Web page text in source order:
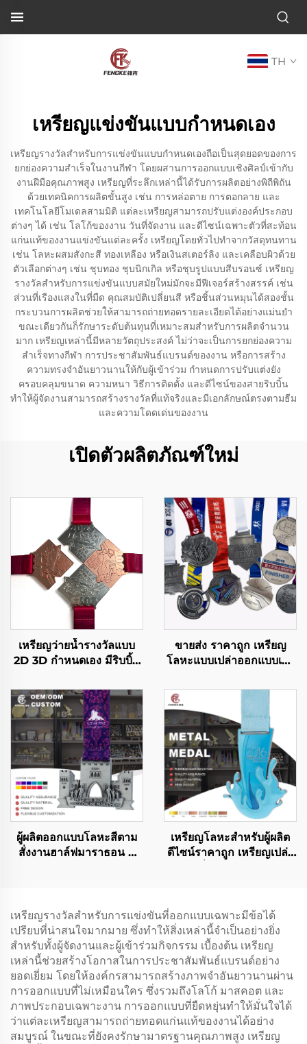
TH
เหรียญแข่งขันแบบกำหนดเอง
เหรียญรางวัลสำหรับการแข่งขันแบบกำหนดเองถือเป็นสุดยอดของการ
ยกย่องความสำเร็จในงานกีฬา โดยผสานการออกแบบเชิงศิลป์เข้ากับ
งานฝีมือคุณภาพสูง เหรียญที่ระลึกเหล่านี้ได้รับการผลิตอย่างพิถีพิถัน
ด้วยเทคนิคการผลิตขั้นสูง เช่น การหล่อตาย การตอกลาย และ
เทคโนโลยีโมเดลสามมิติ แต่ละเหรียญสามารถปรับแต่งองค์ประกอบ
ต่างๆ ได้ เช่น โลโก้ของงาน วันที่จัดงาน และดีไซน์เฉพาะตัวที่สะท้อน
แก่นแท้ของงานแข่งขันแต่ละครั้ง เหรียญโดยทั่วไปทำจากวัสดุทนทาน
เช่น โลหะผสมสังกะสี ทองเหลือง หรือเงินสเตอร์ลิง และเคลือบผิวด้วย
ตัวเลือกต่างๆ เช่น ชุบทอง ชุบนิกเกิล หรือชุบรูปแบบสีบรอนซ์ เหรียญ
รางวัลสำหรับการแข่งขันแบบสมัยใหม่มักจะมีฟีเจอร์สร้างสรรค์ เช่น
ส่วนที่เรืองแสงในที่มืด คุณสมบัติเปลี่ยนสี หรือชิ้นส่วนหมุนได้สองชั้น
กระบวนการผลิตช่วยให้สามารถถ่ายทอดรายละเอียดได้อย่างแม่นยำ
ขณะเดียวกันก็รักษาระดับต้นทุนที่เหมาะสมสำหรับการผลิตจำนวน
มาก เหรียญเหล่านี้มีหลายวัตถุประสงค์ ไม่ว่าจะเป็นการยกย่องความ
สำเร็จทางกีฬา การประชาสัมพันธ์แบรนด์ของงาน หรือการสร้าง
ความทรงจำอันยาวนานให้กับผู้เข้าร่วม กําหนดการปรับแต่งยัง
ครอบคลุมขนาด ความหนา วิธีการติดตั้ง และดีไซน์ของสายริบบิ้น
ทำให้ผู้จัดงานสามารถสร้างรางวัลที่แท้จริงและมีเอกลักษณ์ตรงตามธีม
และความโดดเด่นของงาน
เปิดตัวผลิตภัณฑ์ใหม่
เหรียญว่ายน้ำรางวัลแบบ
2D 3D กำหนดเอง มีริบบิ้น
แบบปริศนา
ขายส่ง ราคาถูก เหรียญ
โลหะแบบเปล่าออกแบบเอง
ทอง สำหรับรางวัลการวิ่ง
มาราธอน เหรียญโลหะกีฬา
แบบกำหนดเอง
ผู้ผลิตออกแบบโลหะสีตาม
สั่งงานฮาล์ฟมาราธอน 5
เหรียญโลหะสำหรับผู้ผลิต
ดีไซน์ราคาถูก เหรียญเปล่า
เหรียญรางวัลสำหรับการแข่งขันที่ออกแบบเฉพาะมีข้อได้
เปรียบที่น่าสนใจมากมาย ซึ่งทำให้สิ่งเหล่านี้จำเป็นอย่างยิ่ง
สำหรับทั้งผู้จัดงานและผู้เข้าร่วมกิจกรรม เบื้องต้น เหรียญ
เหล่านี้ช่วยสร้างโอกาสในการประชาสัมพันธ์แบรนด์อย่าง
ยอดเยี่ยม โดยให้องค์กรสามารถสร้างภาพจำอันยาวนานผ่าน
การออกแบบที่ไม่เหมือนใคร ซึ่งรวมถึงโลโก้ มาสคอต และ
ภาพประกอบเฉพาะงาน การออกแบบที่ยืดหยุ่นทำให้มั่นใจได้
ว่าแต่ละเหรียญสามารถถ่ายทอดแก่นแท้ของงานได้อย่าง
สมบูรณ์ ในขณะที่ยังคงรักษามาตรฐานคุณภาพสูง เหรียญ